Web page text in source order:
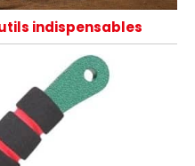
indispensables